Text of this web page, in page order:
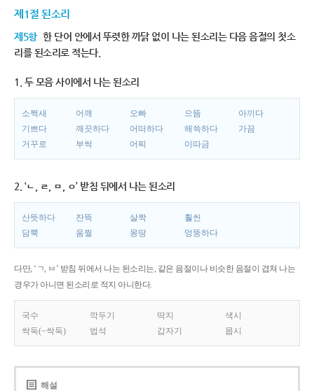
제1절 된소리
제5항 한 단어 안에서 뚜렷한 까닭 없이 나는 된소리는 다음 음절의 첫소
리를 된소리로 적는다.
1. 두 모음 사이에서 나는 된소리
소쩍새 어깨 오빠 으뜸
아끼다
기쁘다
깨끗하다 어떠하다 해쓱하다
가끔
거꾸로
부썩 어찌 이따금
2. ‘ㄴ, ㄹ, ㅁ, ㅇ’ 받침 뒤에서 나는 된소리
산뜻하다 잔뜩 살짝
훨씬
담뿍
움찔 몽땅 엉뚱하다
다만, ‘ㄱ, ㅂ’ 받침 뒤에서 나는 된소리는, 같은 음절이나 비슷한 음절이 겹쳐 나는
경우가 아니면 된소리로 적지 아니한다.
국수 깍두기 딱지
색시
싹둑(~싹둑)
법석 갑자기 몹시
해설